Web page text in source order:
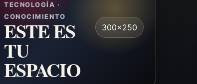
TECNOLOGÍA ·
CONOCIMIENTO
ESTE ES
TU
ESPACIO
300x250